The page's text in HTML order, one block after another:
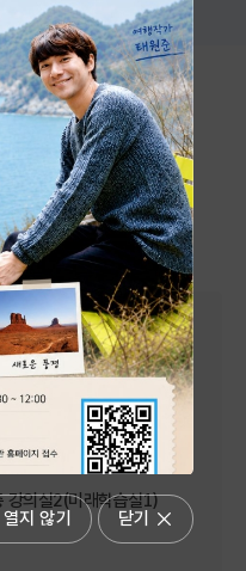
지 않기 닫기
로그램
한 프로그램과 대관 시설을
.
대관신청
강의실2(미래학습실1)